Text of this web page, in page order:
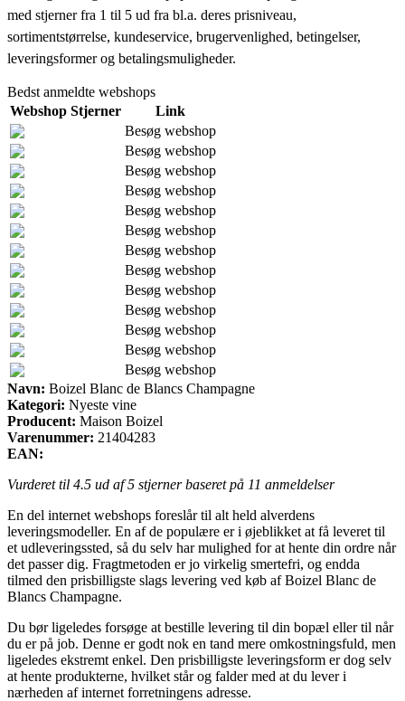
med stjerner fra 1 til 5 ud fra bl.a. deres prisniveau,
sortimentstørrelse, kundeservice, brugervenlighed, betingelser,
leveringsformer og betalingsmuligheder.
Bedst anmeldte webshops
Webshop Stjerner
Link
Besøg webshop
Besøg webshop
Besøg webshop
Besøg webshop
Besøg webshop
Besøg webshop
Besøg webshop
Besøg webshop
Besøg webshop
Besøg webshop
Besøg webshop
Besøg webshop
Besøg webshop
Navn: Boizel Blanc de Blancs Champagne
Kategori: Nyeste vine
Producent: Maison Boizel
Varenummer: 21404283
EAN:
Vurderet til 4.5 ud af 5 stjerner baseret på 11 anmeldelser
En del internet webshops foreslår til alt held alverdens
leveringsmodeller. En af de populære er i øjeblikket at få leveret til
et udleveringssted, så du selv har mulighed for at hente din ordre når
det passer dig. Fragtmetoden er jo virkelig smertefri, og endda
tilmed den prisbilligste slags levering ved køb af Boizel Blanc de
Blancs Champagne.
Du bør ligeledes forsøge at bestille levering til din bopæl eller til når
du er på job. Denne er godt nok en tand mere omkostningsfuld, men
ligeledes ekstremt enkel. Den prisbilligste leveringsform er dog selv
at hente produkterne, hvilket står og falder med at du lever i
nærheden af internet forretningens adresse.